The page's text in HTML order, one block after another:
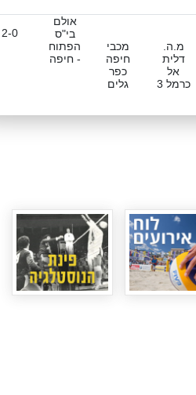
מ.ה.
דלית
אל
כרמל 3
מכבי
חיפה
כפר
גלים
אולם
בי"ס
הפתוח
- חיפה
2-0